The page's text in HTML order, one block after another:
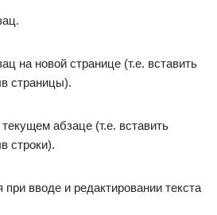
на новой странице (т.е. вставить
страницы).
абзаце (т.е. вставить
строки).
вводе и редактировании текста